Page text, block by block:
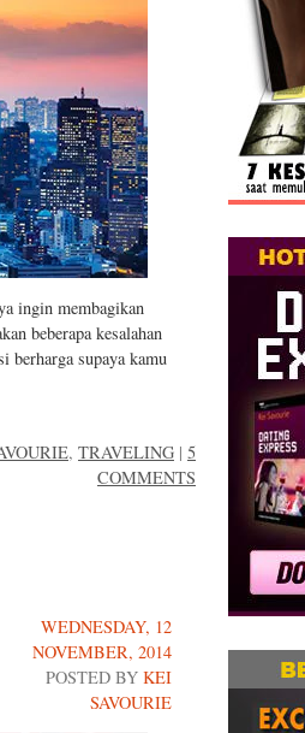
ingin membagikan
beberapa kesalahan
berharga supaya kamu
, TRAVELING | 5
COMMENTS
WEDNESDAY, 12
NOVEMBER, 2014
POSTED BY KEI
SAVOURIE